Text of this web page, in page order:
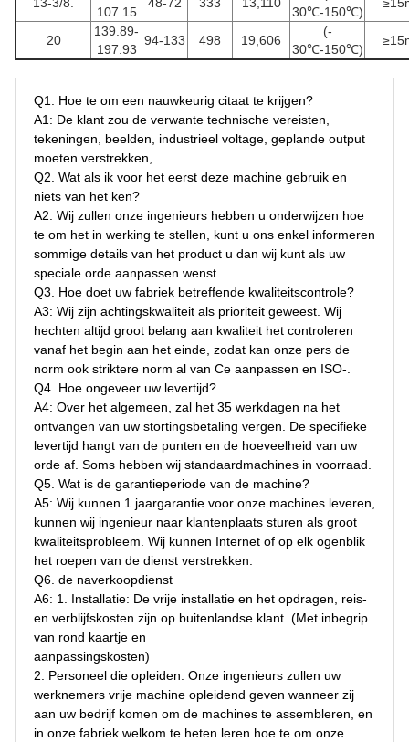
13-3/8.
107.15
48-72 333 13,110
30℃-150℃)
20
139.89-
197.93
94-133 498 19,606
(-
30℃-150℃)
Q1. Hoe te om een nauwkeurig citaat te krijgen?
A1: De klant zou de verwante technische vereisten,
tekeningen, beelden, industrieel voltage, geplande output
moeten verstrekken,
Q2. Wat als ik voor het eerst deze machine gebruik en
niets van het ken?
A2: Wij zullen onze ingenieurs hebben u onderwijzen hoe
te om het in werking te stellen, kunt u ons enkel informeren
sommige details van het product u dan wij kunt als uw
speciale orde aanpassen wenst.
Q3. Hoe doet uw fabriek betreffende kwaliteitscontrole?
A3: Wij zijn achtingskwaliteit als prioriteit geweest. Wij
hechten altijd groot belang aan kwaliteit het controleren
vanaf het begin aan het einde, zodat kan onze pers de
norm ook striktere norm al van Ce aanpassen en ISO-.
Q4. Hoe ongeveer uw levertijd?
A4: Over het algemeen, zal het 35 werkdagen na het
ontvangen van uw stortingsbetaling vergen. De specifieke
levertijd hangt van de punten en de hoeveelheid van uw
orde af. Soms hebben wij standaardmachines in voorraad.
Q5. Wat is de garantieperiode van de machine?
A5: Wij kunnen 1 jaargarantie voor onze machines leveren,
kunnen wij ingenieur naar klantenplaats sturen als groot
kwaliteitsprobleem. Wij kunnen Internet of op elk ogenblik
het roepen van de dienst verstrekken.
Q6. de naverkoopdienst
A6: 1. Installatie: De vrije installatie en het opdragen, reis-
en verblijfskosten zijn op buitenlandse klant. (Met inbegrip
van rond kaartje en
aanpassingskosten)
2. Personeel die opleiden: Onze ingenieurs zullen uw
werknemers vrije machine opleidend geven wanneer zij
aan uw bedrijf komen om de machines te assembleren, en
in onze fabriek welkom te heten leren hoe te om onze